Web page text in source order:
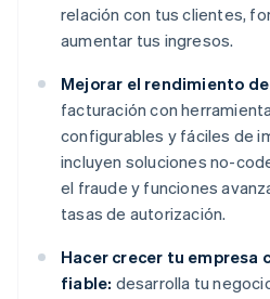
relación con tus clientes,
aumentar tus ingresos.
Mejorar el rendimiento
facturación con
configurables y fáciles de
incluyen soluciones no-
el fraude y funciones
tasas de autorización.
Hacer crecer tu empresa
fiable: desarrolla tu